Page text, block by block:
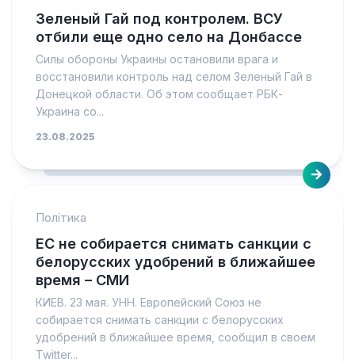
Зеленый Гай под контролем. ВСУ
отбили еще одно село на Донбассе
Силы обороны Украины остановили врага и
восстановили контроль над селом Зеленый Гай в
Донецкой области. Об этом сообщает РБК-
Украина со...
23.08.2025
Політика
ЕС не собирается снимать санкции с
белорусских удобрений в ближайшее
время – СМИ
КИЕВ. 23 мая. УНН. Европейский Союз не
собирается снимать санкции с белорусских
удобрений в ближайшее время, сообщил в своем
Twitter...